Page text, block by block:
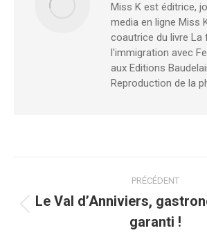
Miss K est éditrice,
media en ligne Miss
coautrice du livre La
l'immigration avec
aux Editions
Reproduction de la
article
PRÉCÉDENT
Article
précédent
Le Val d’Anniviers,
garanti !